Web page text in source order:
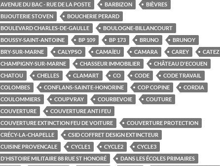
AVENUE DU BAC - RUE DE LA POSTE
BARBIZON
BIÈVRES
BIJOUTERIE STOVEN
BOUCHERIE PERARD
BOULEVARD CHARLES-DE-GAULLE
BOULOGNE-BILLANCOURT
BOUSSY-SAINT-ANTOINE
BP 109 BP 173 BRUNO
BRUNOY
BRY-SUR-MARNE
CALYPSO CAMAÏEU CAMARA CAREY
CATEZ
CHAMPIGNY-SUR-MARNE
CHASSEUR IMMOBILIER
CHÂTEAU D'ECOUEN
CHATOU
CHELLES CLAMART CO CODE
CODE TRAVAIL
COLOMBES
CONFLANS-SAINTE-HONORINE COP COPINE
CORDIA
COULOMMIERS
COUPVRAY COURBEVOIE
COUTURE
COUVERTURE
COUVERTURE ANTI FEU
COUVERTURE EXTINCTION FEU DE VOITURE
COUVERTURE PROTECTION
CRÉCY-LA-CHAPELLE
CSID COFFRET DESIGN EXTINCTEUR
CUISINE PROVENCALE
CYCLE1 CYCLE2
CYCLE3
D'HISTOIRE MILITAIRE 88 RUE ST HONORÉ
DANS LES ÉCOLES PRIMAIRES